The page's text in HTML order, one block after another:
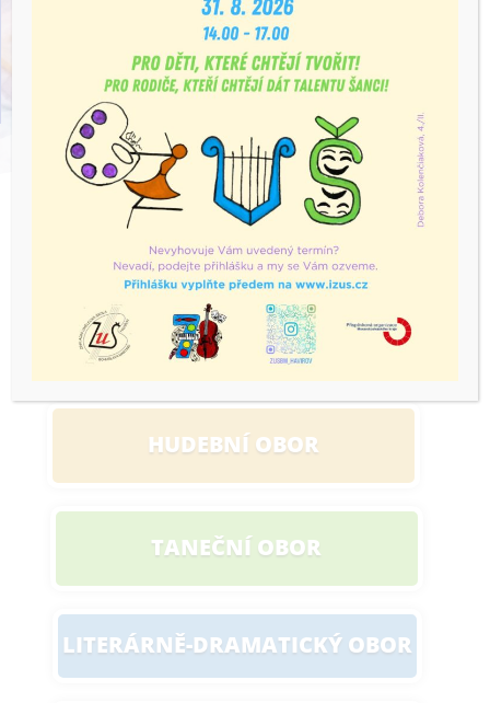
ZUŠ Bohuslava Martinů Havířov je
příspěvkovou organizací zřizovanou
Moravskoslezským krajem
HUDEBNÍ OBOR
TANEČNÍ OBOR
LITERÁRNĚ-DRAMATICKÝ OBOR